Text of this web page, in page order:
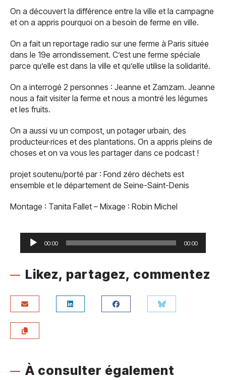
On a découvert la différence entre la ville et la campagne
et on a appris pourquoi on a besoin de ferme en ville.
On a fait un reportage radio sur une ferme à Paris située
dans le 19e arrondissement. C’est une ferme spéciale
parce qu’elle est dans la ville et qu’elle utilise la solidarité.
On a interrogé 2 personnes : Jeanne et Zamzam. Jeanne
nous a fait visiter la ferme et nous a montré les légumes
et les fruits.
On a aussi vu un compost, un potager urbain, des
producteur·rices et des plantations. On a appris pleins de
choses et on va vous les partager dans ce podcast !
projet soutenu/porté par : Fond zéro déchets est
ensemble et le département de Seine-Saint-Denis
Montage : Tanita Fallet – Mixage : Robin Michel
audio
00:00 00:00
Likez, partagez, commentez
À consulter également